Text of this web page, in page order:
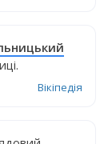
Вікіпедія